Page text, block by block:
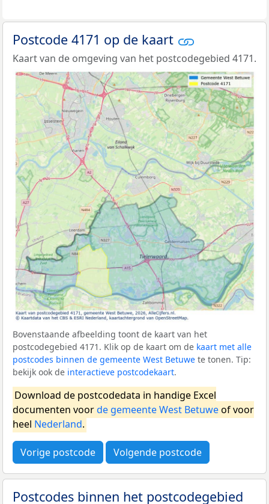
Postcode 4171 op de kaart
Kaart van de omgeving van het postcodegebied 4171.
Bovenstaande afbeelding toont de kaart van het
postcodegebied 4171. Klik op de kaart om de kaart met alle
postcodes binnen de gemeente West Betuwe te tonen. Tip:
bekijk ook de interactieve postcodekaart.
Download de postcodedata in handige Excel
documenten voorde gemeente West Betuweof voor
heel Nederland.
Vorige postcode Volgende postcode
Postcodes binnen het postcodegebied